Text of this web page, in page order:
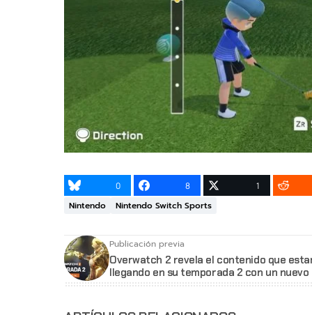
0 8 1
Nintendo Nintendo Switch Sports
Publicación previa
Overwatch 2 revela el contenido que
llegando en su temporada 2 con un